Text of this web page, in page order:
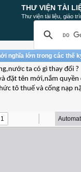
THƯ VIỆN TÀI
Thư viện tài liệu, giáo
nghĩa lớn trong các thế
ta có gì thay đổi ?
đặt tên mới,nắm
tô thuế và cống nạp